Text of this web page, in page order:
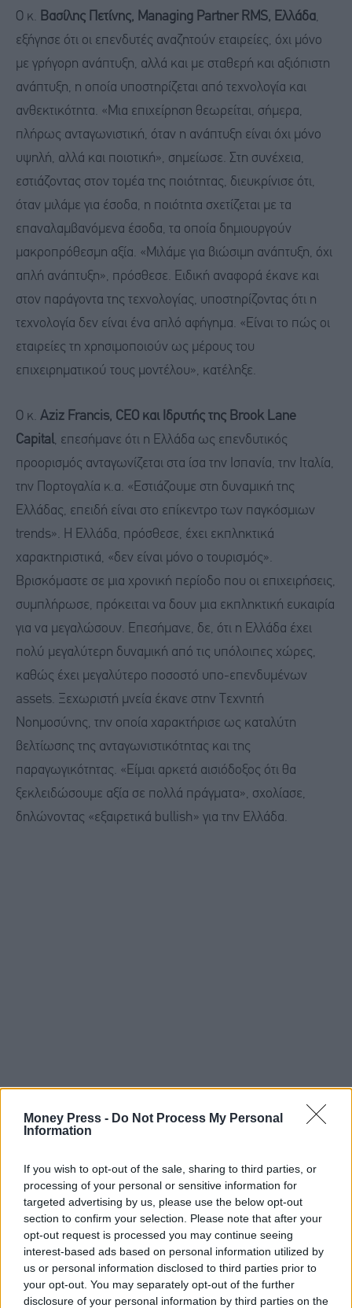
Money Press - Do Not Process My Personal
Information
If you wish to opt-out of the sale, sharing to third parties, or
processing of your personal or sensitive information for
targeted advertising by us, please use the below opt-out
section to confirm your selection. Please note that after your
opt-out request is processed you may continue seeing
interest-based ads based on personal information utilized by
us or personal information disclosed to third parties prior to
your opt-out. You may separately opt-out of the further
disclosure of your personal information by third parties on the
Ο κ. Βασίλης Πετίνης, Managing Partner RMS, Ελλάδα,
εξήγησε ότι οι επενδυτές αναζητούν εταιρείες, όχι μόνο
με γρήγορη ανάπτυξη, αλλά και με σταθερή και αξιόπιστη
ανάπτυξη, η οποία υποστηρίζεται από τεχνολογία και
ανθεκτικότητα. «Μια επιχείρηση θεωρείται, σήμερα,
πλήρως ανταγωνιστική, όταν η ανάπτυξη είναι όχι μόνο
υψηλή, αλλά και ποιοτική», σημείωσε. Στη συνέχεια,
εστιάζοντας στον τομέα της ποιότητας, διευκρίνισε ότι,
όταν μιλάμε για έσοδα, η ποιότητα σχετίζεται με τα
επαναλαμβανόμενα έσοδα, τα οποία δημιουργούν
μακροπρόθεσμη αξία. «Μιλάμε για βιώσιμη ανάπτυξη, όχι
απλή ανάπτυξη», πρόσθεσε. Ειδική αναφορά έκανε και
στον παράγοντα της τεχνολογίας, υποστηρίζοντας ότι η
τεχνολογία δεν είναι ένα απλό αφήγημα. «Είναι το πώς οι
εταιρείες τη χρησιμοποιούν ως μέρους του
επιχειρηματικού τους μοντέλου», κατέληξε.
Ο κ. Aziz Francis, CEO και Ιδρυτής της Brook Lane
Capital, επεσήμανε ότι η Ελλάδα ως επενδυτικός
προορισμός ανταγωνίζεται στα ίσα την Ισπανία, την Ιταλία,
την Πορτογαλία κ.α. «Εστιάζουμε στη δυναμική της
Ελλάδας, επειδή είναι στο επίκεντρο των παγκόσμιων
trends». Η Ελλάδα, πρόσθεσε, έχει εκπληκτικά
χαρακτηριστικά, «δεν είναι μόνο ο τουρισμός».
Βρισκόμαστε σε μια χρονική περίοδο που οι επιχειρήσεις,
συμπλήρωσε, πρόκειται να δουν μια εκπληκτική ευκαιρία
για να μεγαλώσουν. Επεσήμανε, δε, ότι η Ελλάδα έχει
πολύ μεγαλύτερη δυναμική από τις υπόλοιπες χώρες,
καθώς έχει μεγαλύτερο ποσοστό υπο-επενδυμένων
assets. Ξεχωριστή μνεία έκανε στην Τεχνητή
Νοημοσύνης, την οποία χαρακτήρισε ως καταλύτη
βελτίωσης της ανταγωνιστικότητας και της
παραγωγικότητας. «Είμαι αρκετά αισιόδοξος ότι θα
ξεκλειδώσουμε αξία σε πολλά πράγματα», σχολίασε,
δηλώνοντας «εξαιρετικά bullish» για την Ελλάδα.